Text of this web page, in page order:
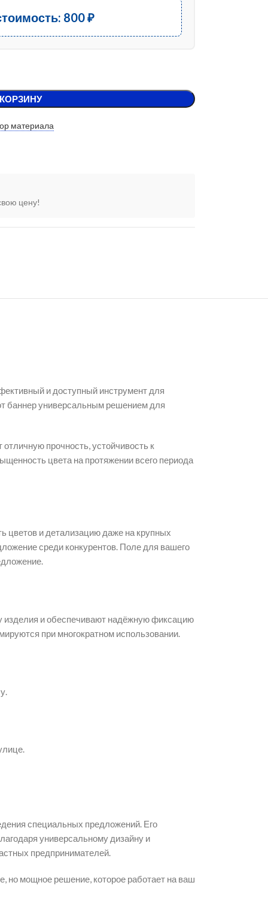
800₽
материала
цену!
и доступный инструмент для
баннер универсальным решением для
прочность, устойчивость к
цвета на протяжении всего периода
цветов и детализацию даже на крупных
среди конкурентов. Поле для вашего
изделия и обеспечивают надёжную фиксацию
при многократном использовании.
специальных предложений. Его
универсальному дизайну и
предпринимателей.
но мощное решение, которое работает на ваш